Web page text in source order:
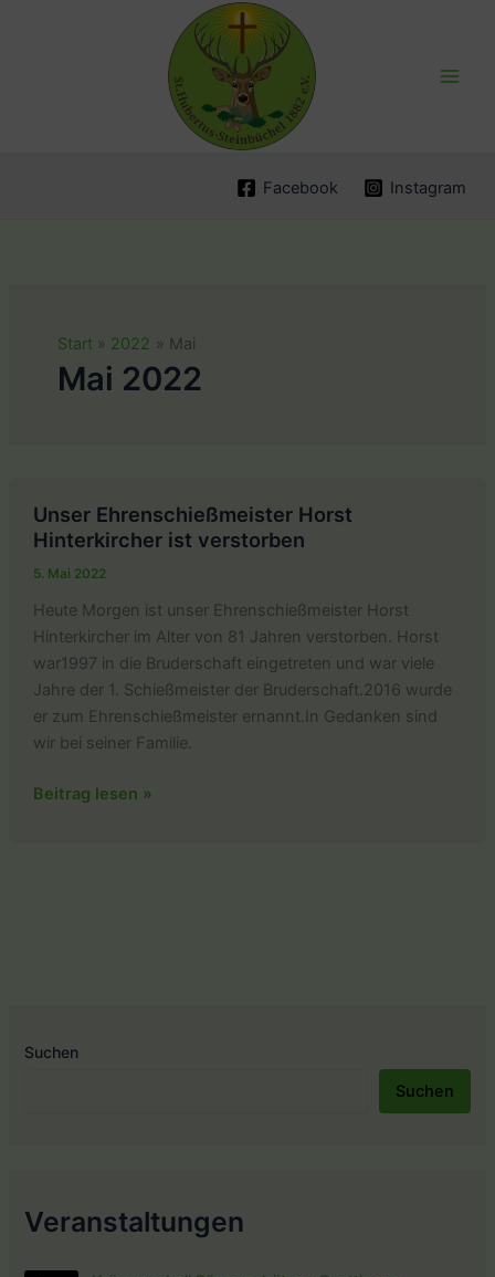
Facebook Instagram
Start 2022 Mai
Mai 2022
Unser Ehrenschießmeister Horst
Hinterkircher ist verstorben
5. Mai 2022
Heute Morgen ist unser Ehrenschießmeister Horst
Hinterkircher im Alter von 81 Jahren verstorben. Horst
war1997 in die Bruderschaft eingetreten und war viele
Jahre der 1. Schießmeister der Bruderschaft.2016 wurde
er zum Ehrenschießmeister ernannt.In Gedanken sind
wir bei seiner Familie.
Unser
Beitrag lesen »
Suchen
Suchen
Veranstaltungen